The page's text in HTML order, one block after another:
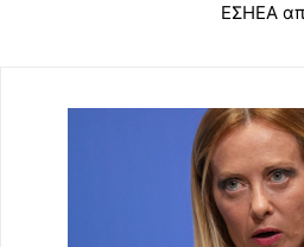
ΕΣΗΕΑ